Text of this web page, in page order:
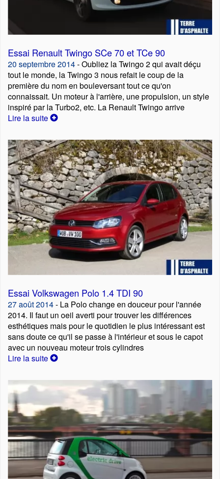
Essai Renault Twingo SCe 70 et TCe 90
20 septembre 2014- Oubliez la Twingo 2 qui avait déçu
tout le monde, la Twingo 3 nous refait le coup de la
première du nom en bouleversant tout ce qu'on
connaissait. Un moteur à l'arrière, une propulsion, un style
inspiré par la Turbo2, etc. La Renault Twingo arrive
Lire la suite
Essai Volkswagen Polo 1.4 TDI 90
27 août 2014- La Polo change en douceur pour l'année
2014. Il faut un oeil averti pour trouver les différences
esthétiques mais pour le quotidien le plus intéressant est
sans doute ce qu'il se passe à l'intérieur et sous le capot
avec un nouveau moteur trois cylindres
Lire la suite